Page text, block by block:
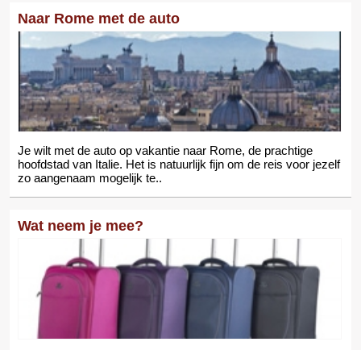
Naar Rome met de auto
Je wilt met de auto op vakantie naar Rome, de prachtige
hoofdstad van Italie. Het is natuurlijk fijn om de reis voor jezelf
zo aangenaam mogelijk te..
Wat neem je mee?